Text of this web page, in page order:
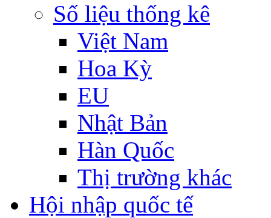
Số liệu thống kê
Việt Nam
Hoa Kỳ
EU
Nhật Bản
Hàn Quốc
Thị trường khác
Hội nhập quốc tế